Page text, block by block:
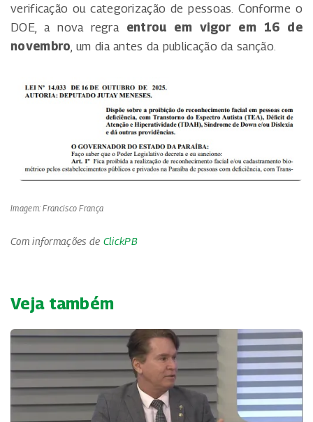
verificação ou categorização de pessoas. Conforme o
DOE, a nova regra entrou em vigor em 16 de
novembro , um dia antes da publicação da sanção.
Imagem: Francisco França
Com informações de ClickPB
Veja também